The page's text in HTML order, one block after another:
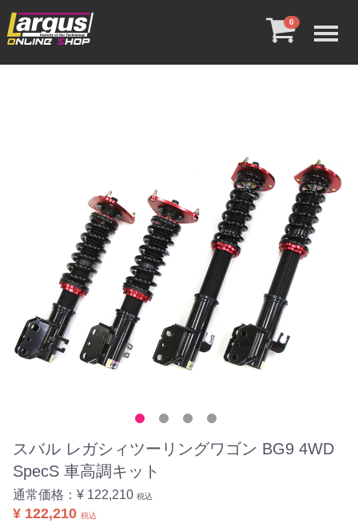
0
スバル レガシィツーリングワゴン BG9 4WD
SpecS 車高調キット
通常価格： ¥ 122,210 税込
¥ 122,210 税込